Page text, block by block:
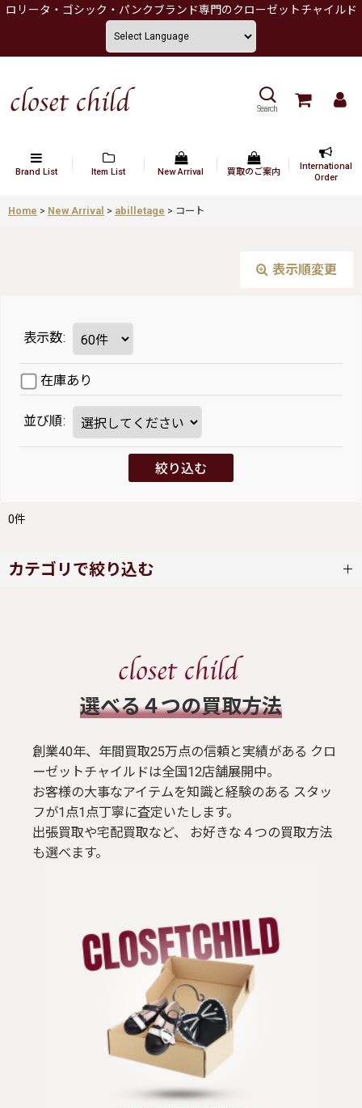
ロリータ・ゴシック・パンクブランド専門のクローゼットチャイルド
Search
Brand List Item List New Arrival 買取のご案内
International
Order
Home > New Arrival > abilletage > コート
表示順変更
表示数:
在庫あり
並び順:
絞り込む
0件
カテゴリで絞り込む
ブラウス / シャツ
トップス
Tシャツ
ジャケット
​選べる４つの買取方法
創業40年、年間買取25万点の信頼と実績がある クロ
ーゼットチャイルドは全国12店舗展開中。
お客様の大事なアイテムを知識と経験のある スタッ
フが1点1点丁寧に査定いたします。
出張買取や宅配買取など、 お好きな４つの買取方法
も選べます。